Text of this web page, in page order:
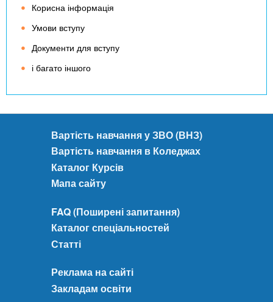
Корисна інформація
Умови вступу
Документи для вступу
і багато іншого
Вартість навчання у ЗВО (ВНЗ)
Вартість навчання в Коледжах
Каталог Курсів
Мапа сайту
FAQ (Поширені запитання)
Каталог спеціальностей
Статті
Реклама на сайті
Закладам освіти